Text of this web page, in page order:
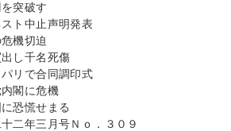
突破す
ト中止声明発表
機切迫
し千名死傷
リで合同調印式
閣に危機
恐慌せまる
二年三月号Ｎｏ．３０９